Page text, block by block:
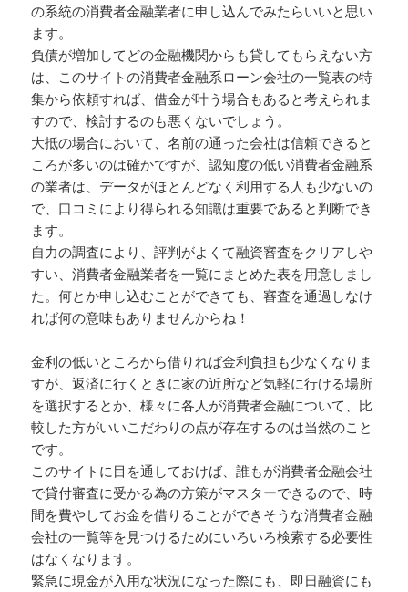
の系統の消費者金融業者に申し込んでみたらいいと思い
ます。
負債が増加してどの金融機関からも貸してもらえない方
は、このサイトの消費者金融系ローン会社の一覧表の特
集から依頼すれば、借金が叶う場合もあると考えられま
すので、検討するのも悪くないでしょう。
大抵の場合において、名前の通った会社は信頼できると
ころが多いのは確かですが、認知度の低い消費者金融系
の業者は、データがほとんどなく利用する人も少ないの
で、口コミにより得られる知識は重要であると判断でき
ます。
自力の調査により、評判がよくて融資審査をクリアしや
すい、消費者金融業者を一覧にまとめた表を用意しまし
た。何とか申し込むことができても、審査を通過しなけ
れば何の意味もありませんからね！
金利の低いところから借りれば金利負担も少なくなりま
すが、返済に行くときに家の近所など気軽に行ける場所
を選択するとか、様々に各人が消費者金融について、比
較した方がいいこだわりの点が存在するのは当然のこと
です。
このサイトに目を通しておけば、誰もが消費者金融会社
で貸付審査に受かる為の方策がマスターできるので、時
間を費やしてお金を借りることができそうな消費者金融
会社の一覧等を見つけるためにいろいろ検索する必要性
はなくなります。
緊急に現金が入用な状況になった際にも、即日融資にも